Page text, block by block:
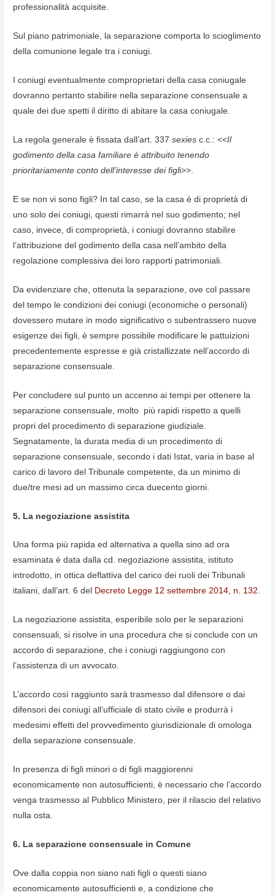
professionalità acquisite.
Sul piano patrimoniale, la separazione comporta lo scioglimento
della comunione legale tra i coniugi.
I coniugi eventualmente comproprietari della casa coniugale
dovranno pertanto stabilire nella separazione consensuale a
quale dei due spetti il diritto di abitare la casa coniugale.
La regola generale è fissata dall’art. 337sexies c.c.: <<Il
godimento della casa familiare è attribuito tenendo
prioritariamente conto dell’interesse dei figli>>.
E se non vi sono figli? In tal caso, se la casa è di proprietà di
uno solo dei coniugi, questi rimarrà nel suo godimento; nel
caso, invece, di comproprietà, i coniugi dovranno stabilire
l’attribuzione del godimento della casa nell’ambito della
regolazione complessiva dei loro rapporti patrimoniali.
Da evidenziare che, ottenuta la separazione, ove col passare
del tempo le condizioni dei coniugi (economiche o personali)
dovessero mutare in modo significativo o subentrassero nuove
esigenze dei figli, è sempre possibile modificare le pattuizioni
precedentemente espresse e già cristallizzate nell’accordo di
separazione consensuale.
Per concludere sul punto un accenno ai tempi per ottenere la
separazione consensuale, molto più rapidi rispetto a quelli
propri del procedimento di separazione giudiziale.
Segnatamente, la durata media di un procedimento di
separazione consensuale, secondo i dati Istat, varia in base al
carico di lavoro del Tribunale competente, da un minimo di
due/tre mesi ad un massimo circa duecento giorni.
5. La negoziazione assistita
Una forma più rapida ed alternativa a quella sino ad ora
esaminata è data dalla cd. negoziazione assistita, istituto
introdotto, in ottica deflattiva del carico dei ruoli dei Tribunali
italiani, dall’art. 6 del Decreto Legge 12 settembre 2014, n. 132.
La negoziazione assistita, esperibile solo per le separazioni
consensuali, si risolve in una procedura che si conclude con un
accordo di separazione, che i coniugi raggiungono con
l’assistenza di un avvocato.
L’accordo così raggiunto sarà trasmesso dal difensore o dai
difensori dei coniugi all’ufficiale di stato civile e produrrà i
medesimi effetti del provvedimento giurisdizionale di omologa
della separazione consensuale.
In presenza di figli minori o di figli maggiorenni
economicamente non autosufficienti, è necessario che l’accordo
venga trasmesso al Pubblico Ministero, per il rilascio del relativo
nulla osta.
6. La separazione consensuale in Comune
Ove dalla coppia non siano nati figli o questi siano
economicamente autosufficienti e, a condizione che